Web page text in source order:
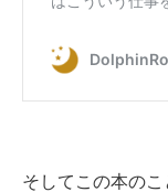
そしてこの本のこ